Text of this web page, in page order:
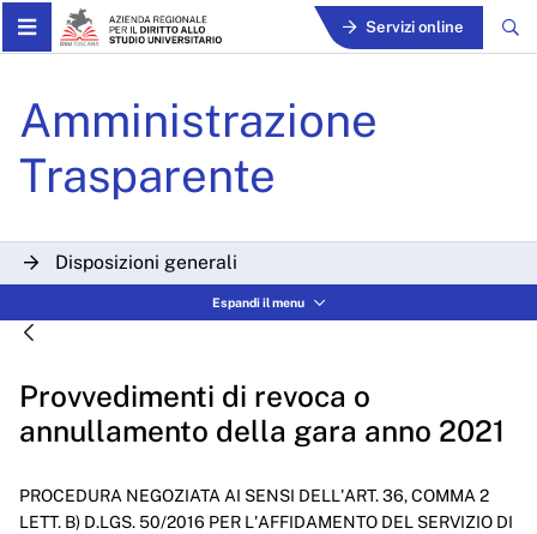
Skip to Main Content Servizi online
Amministrazione
Trasparente
Disposizioni generali
Personale
Performance
Espandi il menu
Provvedimenti di revoca o
annullamento della gara anno 2021
PROCEDURA NEGOZIATA AI SENSI DELL'ART. 36, COMMA 2
LETT. B) D.LGS. 50/2016 PER L'AFFIDAMENTO DEL SERVIZIO DI